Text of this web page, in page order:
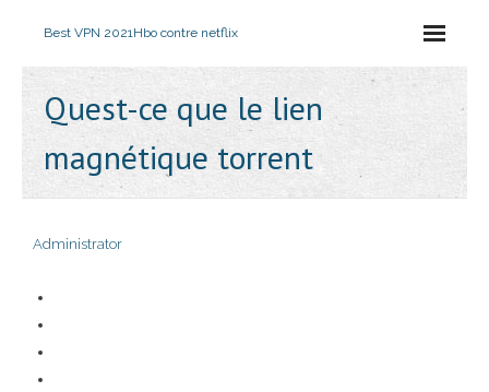
Best VPN 2021Hbo contre netflix
Quest-ce que le lien
magnétique torrent
Administrator